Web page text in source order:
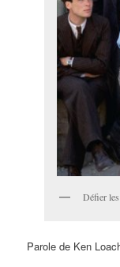
Défier
Parole de Ken